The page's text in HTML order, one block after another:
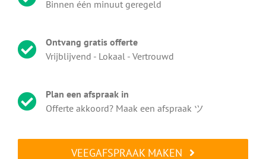
Binnen één minuut geregeld
Ontvang gratis offerte
Vrijblijvend - Lokaal - Vertrouwd
Plan een afspraak in
Offerte akkoord? Maak een afspraak ツ
VEEGAFSPRAAK MAKEN